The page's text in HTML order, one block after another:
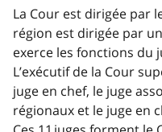
La Cour est dirigée par
région est dirigée par
exerce les fonctions du
L’exécutif de la Cour
juge en chef, le juge
régionaux et le juge en